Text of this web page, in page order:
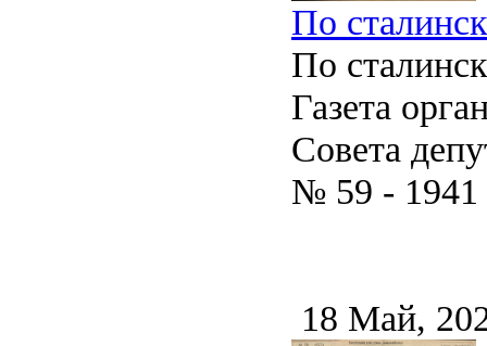
По
По
Газета
Совета
№ 59 - 1941
18 Май,